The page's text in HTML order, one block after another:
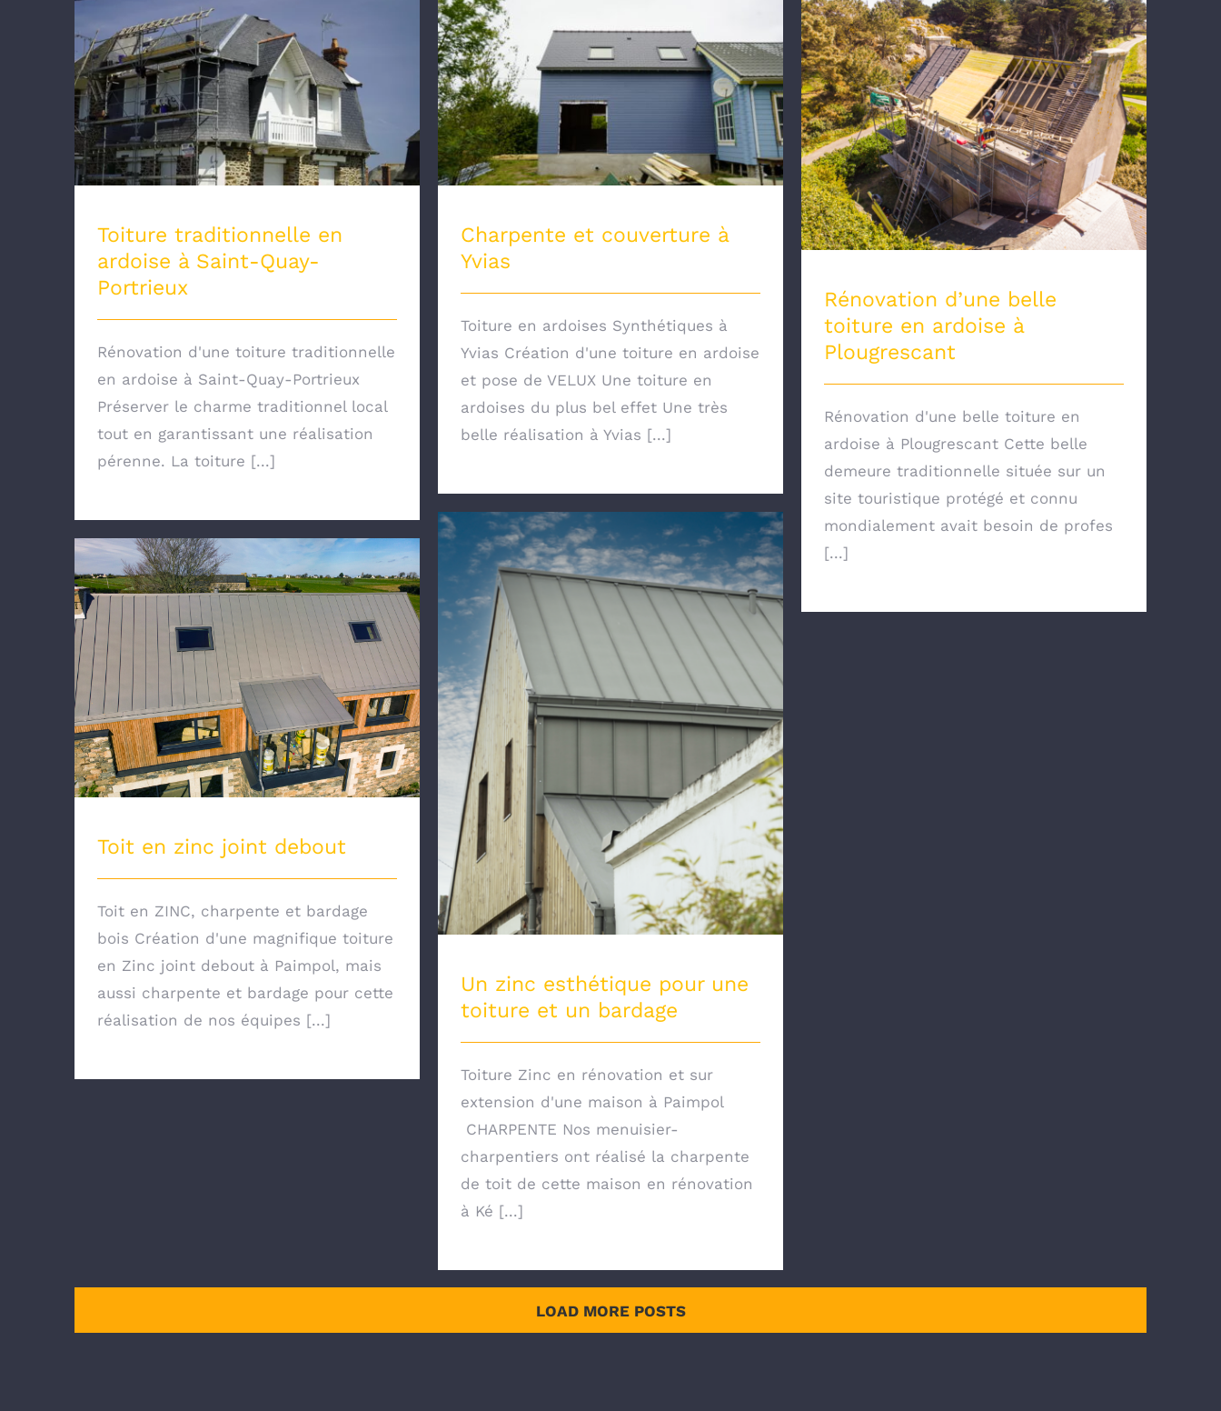
Toiture traditionnelle en ardoise à
Saint-Quay-Portrieux
Toiture traditionnelle en
ardoise à Saint-Quay-
Portrieux
Rénovation d'une toiture traditionnelle
en ardoise à Saint-Quay-Portrieux
Préserver le charme traditionnel local
tout en garantissant une réalisation
pérenne. La toiture [...]
Charpente et couverture à Yvias
Charpente et couverture à
Yvias
Toiture en ardoises Synthétiques à
Yvias Création d'une toiture en ardoise
et pose de VELUX Une toiture en
ardoises du plus bel effet Une très
belle réalisation à Yvias [...]
Rénovation d’une belle toiture en
ardoise à Plougrescant
Rénovation d’une belle
toiture en ardoise à
Plougrescant
Rénovation d'une belle toiture en
ardoise à Plougrescant Cette belle
demeure traditionnelle située sur un
site touristique protégé et connu
mondialement avait besoin de profes
[...]
Un zinc esthétique pour une toiture
Un zinc esthétique pour une
toiture et un bardage
Toiture Zinc en rénovation et sur
extension d'une maison à Paimpol
CHARPENTE Nos menuisier-
charpentiers ont réalisé la charpente
de toit de cette maison en rénovation
à Ké [...]
Toit en zinc joint debout
Toit en zinc joint debout
Toit en ZINC, charpente et bardage
bois Création d'une magnifique toiture
en Zinc joint debout à Paimpol, mais
aussi charpente et bardage pour cette
réalisation de nos équipes [...]
LOAD MORE POSTS